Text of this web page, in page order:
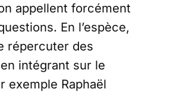
appellent forcément
En l’espèce,
répercuter des
intégrant sur le
exemple Raphaël